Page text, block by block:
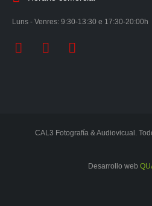
Luns - Venres: 9:30-13:30 e 17:30-20:00h
CAL3 Fotografía & Audiovicual.
Desarrollo web